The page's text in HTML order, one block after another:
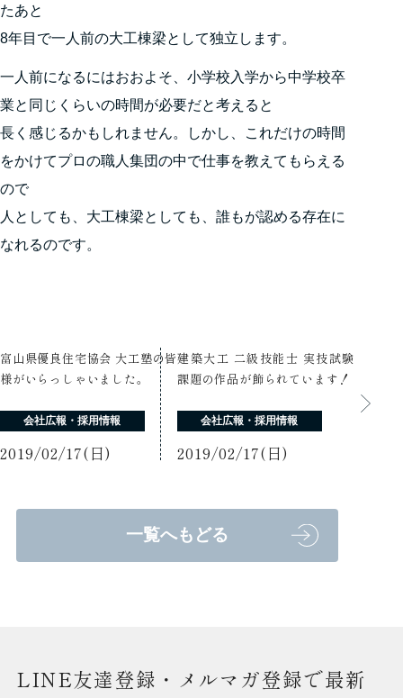
たあと
8年目で一人前の大工棟梁として独立します。
一人前になるにはおおよそ、小学校入学から中学校卒
業と同じくらいの時間が必要だと考えると
長く感じるかもしれません。しかし、これだけの時間
をかけてプロの職人集団の中で仕事を教えてもらえる
ので
人としても、大工棟梁としても、誰もが認める存在に
なれるのです。
富山県優良住宅協会 大工塾の皆
様がいらっしゃいました。
会社広報・採用情報
2019/02/17(日)
建築大工 二級技能士 実技試験
課題の作品が飾られています！
会社広報・採用情報
2019/02/17(日)
一覧へもどる
LINE友達登録・メルマガ登録で最新